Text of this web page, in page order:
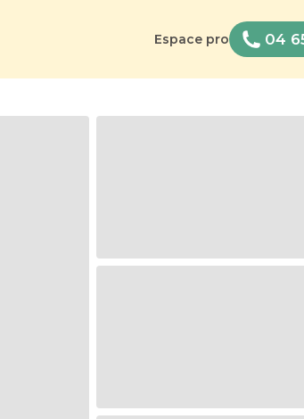
Espace pro 04